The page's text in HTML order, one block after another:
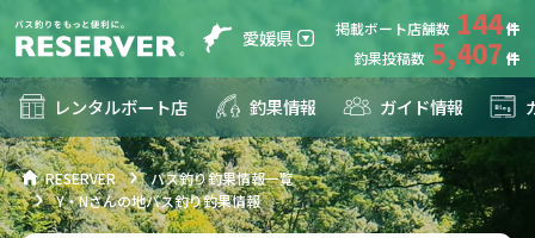
愛媛県 掲載ボート店舗数 144
釣果投稿数 5,407
レンタルボート店 釣果情報 ガイド情報
RESERVER
バス釣り釣果情報一覧
Y・Nさんの地バス釣り釣果情報